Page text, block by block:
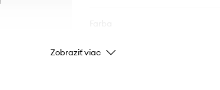
Značka
Zobraziť viac